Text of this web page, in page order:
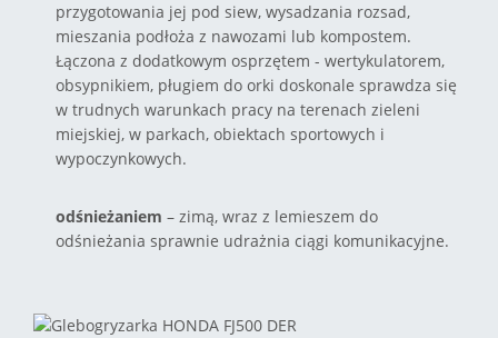
przygotowania jej pod siew, wysadzania rozsad,
mieszania podłoża z nawozami lub kompostem.
Łączona z dodatkowym osprzętem - wertykulatorem,
obsypnikiem, pługiem do orki doskonale sprawdza się
w trudnych warunkach pracy na terenach zieleni
miejskiej, w parkach, obiektach sportowych i
wypoczynkowych.
odśnieżaniem – zimą, wraz z lemieszem do
odśnieżania sprawnie udrażnia ciągi komunikacyjne.